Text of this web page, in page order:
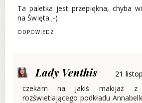
Ta paletka jest przepiękna, chyba
na Święta ;-)
ODPOWIEDZ
Lady Venthis
21
czekam na jakiś makijaż z
rozświetlającego podkładu